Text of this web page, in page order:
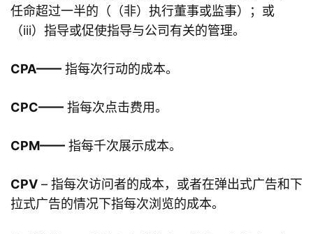
任命超过一半的（（非）执行董事或监事）；或
（iii）指导或促使指导与公司有关的管理。
CPA—— 指每次行动的成本。
CPC—— 指每次点击费用。
CPM—— 指每千次展示成本。
CPV – 指每次访问者的成本，或者在弹出式广告和下
拉式广告的情况下指每次浏览的成本。